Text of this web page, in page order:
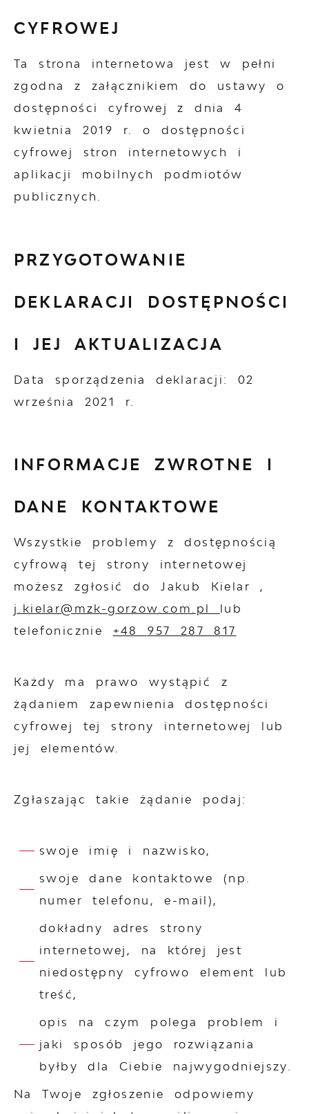
CYFROWEJ
Ta strona internetowa jest w pełni
zgodna z załącznikiem do ustawy o
dostępności cyfrowej z dnia 4
kwietnia 2019 r. o dostępności
cyfrowej stron internetowych i
aplikacji mobilnych podmiotów
publicznych.
PRZYGOTOWANIE
DEKLARACJI DOSTĘPNOŚCI
I JEJ AKTUALIZACJA
Data sporządzenia deklaracji: 02
września 2021 r.
INFORMACJE ZWROTNE I
DANE KONTAKTOWE
Wszystkie problemy z dostępnością
cyfrową tej strony internetowej
możesz zgłosić doJakub Kielar,
j.kielar@mzk-gorzow.com.pl lub
telefonicznie +48 957 287 817
Każdy ma prawo wystąpić z
żądaniem zapewnienia dostępności
cyfrowej tej strony internetowej lub
jej elementów.
Zgłaszając takie żądanie podaj:
swoje imię i nazwisko,
swoje dane kontaktowe (np.
numer telefonu, e-mail),
dokładny adres strony
internetowej, na której jest
niedostępny cyfrowo element lub
treść,
opis na czym polega problem i
jaki sposób jego rozwiązania
byłby dla Ciebie najwygodniejszy.
Na Twoje zgłoszenie odpowiemy